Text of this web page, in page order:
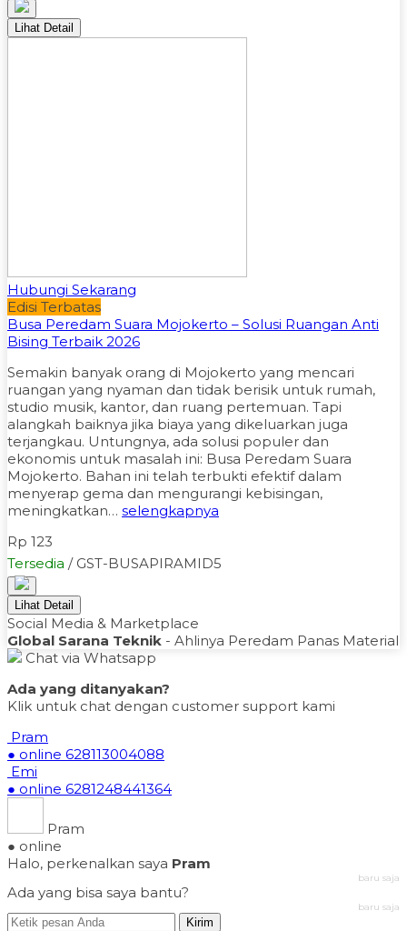
Lihat Detail
Hubungi Sekarang
Edisi Terbatas
Busa Peredam Suara Mojokerto – Solusi Ruangan Anti
Bising Terbaik 2026
Semakin banyak orang di Mojokerto yang mencari
ruangan yang nyaman dan tidak berisik untuk rumah,
studio musik, kantor, dan ruang pertemuan. Tapi
alangkah baiknya jika biaya yang dikeluarkan juga
terjangkau. Untungnya, ada solusi populer dan
ekonomis untuk masalah ini: Busa Peredam Suara
Mojokerto. Bahan ini telah terbukti efektif dalam
menyerap gema dan mengurangi kebisingan,
meningkatkan… selengkapnya
Rp 123
Tersedia / GST-BUSAPIRAMID5
Lihat Detail
Social Media & Marketplace
Global Sarana Teknik - Ahlinya Peredam Panas Material
Chat via Whatsapp
Ada yang ditanyakan?
Klik untuk chat dengan customer support kami
Pram
● online 628113004088
Emi
● online 6281248441364
Pram
● online
Halo, perkenalkan saya Pram
baru saja
Ada yang bisa saya bantu?
baru saja
Kirim